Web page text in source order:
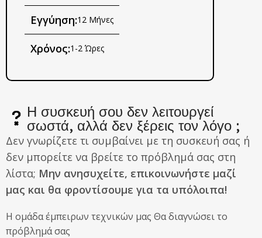
Εγγύηση:12 Μήνες
Χρόνος:1-2 Ώρες
Η συσκευή σου δεν λειτουργεί
σωστά, αλλά δεν ξέρεις τον λόγο ;
Δεν γνωρίζετε τι συμβαίνει με τη συσκευή σας ή
δεν μπορείτε να βρείτε το πρόβλημά σας στη
λίστα; Μην ανησυχείτε, επικοινωνήστε μαζί
μας και θα φροντίσουμε για τα υπόλοιπα!
Η ομάδα έμπειρων τεχνικών μας Θα διαγνώσει το
πρόβλημά σας